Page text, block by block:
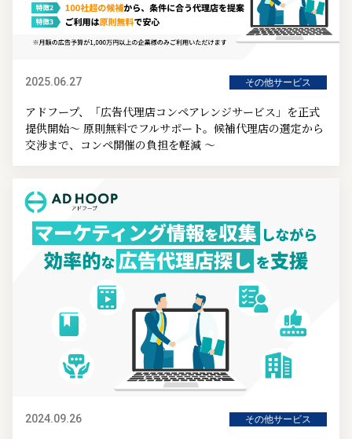
2025.06.27 その他サービス
アドフープ、「広告代理店コンペアレンジサービス」を正式
提供開始～ 原則無料でフルサポート。候補代理店の選定から
交渉まで、コンペ開催の負担を軽減 ～
2024.09.26 その他サービス